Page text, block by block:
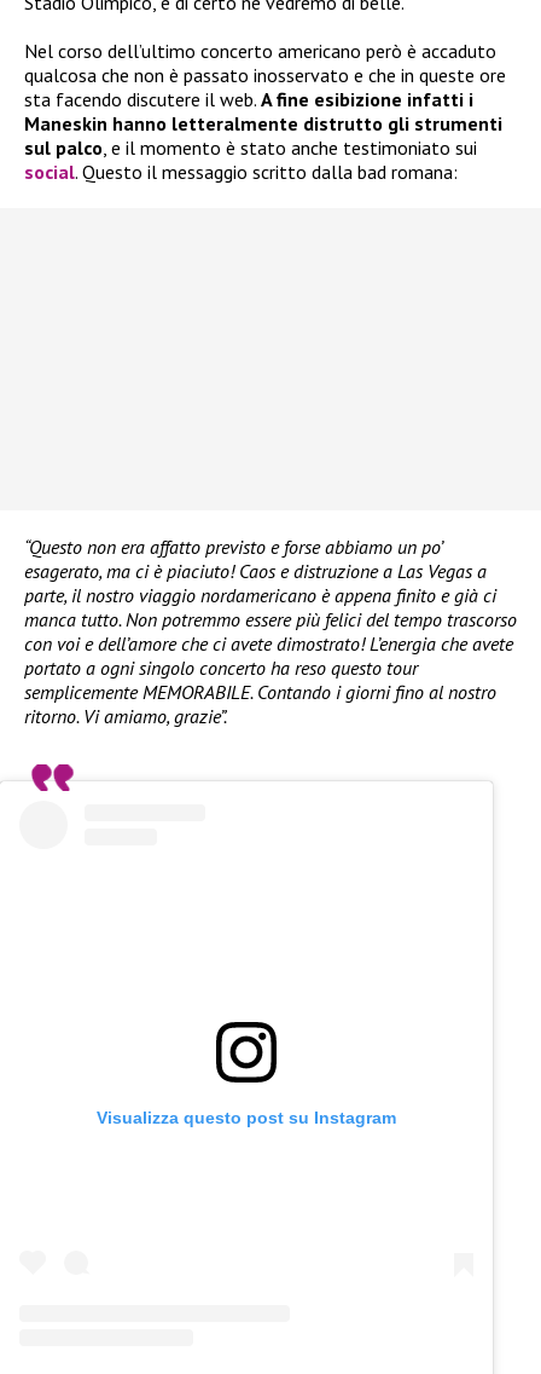
Nel corso dell’ultimo concerto americano però è accaduto
qualcosa che non è passato inosservato e che in queste ore
sta facendo discutere il web. A fine esibizione infatti i
Maneskin hanno letteralmente distrutto gli strumenti
sul palco, e il momento è stato anche testimoniato sui
social. Questo il messaggio scritto dalla bad romana:
“Questo non era affatto previsto e forse abbiamo un po’
esagerato, ma ci è piaciuto! Caos e distruzione a Las Vegas a
parte, il nostro viaggio nordamericano è appena finito e già ci
manca tutto. Non potremmo essere più felici del tempo trascorso
con voi e dell’amore che ci avete dimostrato! L’energia che avete
portato a ogni singolo concerto ha reso questo tour
semplicemente MEMORABILE. Contando i giorni fino al nostro
ritorno. Vi amiamo, grazie”.
Visualizza questo post su Instagram